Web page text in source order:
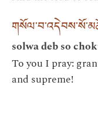
solwa deb so
To you I pray:
and supreme!